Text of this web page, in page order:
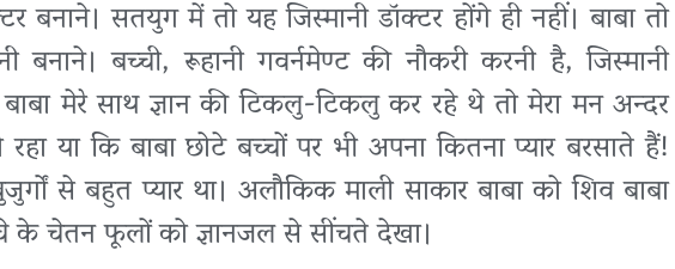
बनाने। सतयुग में तो यह जिस्मानी डॉक्टर होंगे ही नहीं। बाबा तो
बनाने। बच्ची, रूहानी गवर्नमेण्ट की नौकरी करनी है, जिस्मानी
मेरे साथ ज्ञान की टिकलु-टिकलु कर रहे थे तो मेरा मन अन्दर
या कि बाबा छोटे बच्चों पर भी अपना कितना प्यार बरसाते हैं!
से बहुत प्यार था। अलौकिक माली साकार बाबा को शिव बाबा
चेतन फूलों को ज्ञानजल से सींचते देखा।